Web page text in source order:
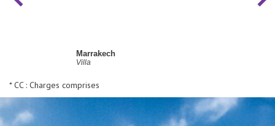
Marrakech
Villa
* CC : Charges comprises